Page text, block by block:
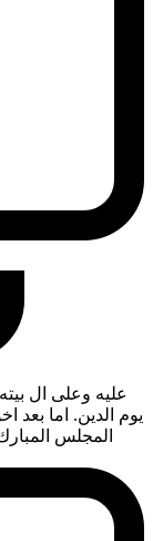
عليه وعلى ال
يوم الدين. اما بعد
المجلس